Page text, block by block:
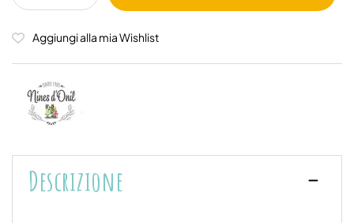
Aggiungi alla mia Wishlist
Descrizione